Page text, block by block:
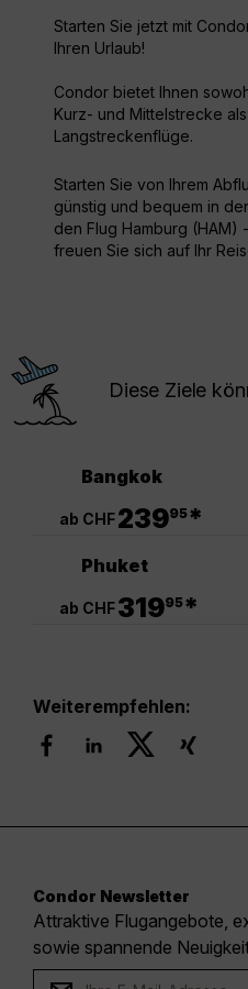
Starten Sie jetzt mit
Ihren Urlaub!
Condor bietet Ihnen
Kurz- und Mittelstrecke
Langstreckenflüge.
Starten Sie von Ihrem
günstig und bequem in
den Flug Hamburg (HAM)
freuen Sie sich auf Ihr
Diese Ziele
Bangkok
ab CHF23995*
Phuket
ab CHF31995*
Weiterempfehlen:
Condor Newsletter
Attraktive Flugangebote,
sowie spannende